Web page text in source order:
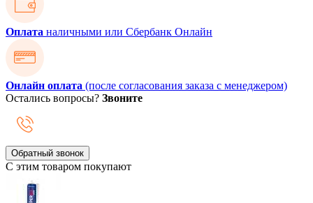
Оплата наличными или Сбербанк Онлайн
Онлайн оплата (после согласования заказа с менеджером)
Остались вопросы? Звоните
Обратный звонок
С этим товаром покупают